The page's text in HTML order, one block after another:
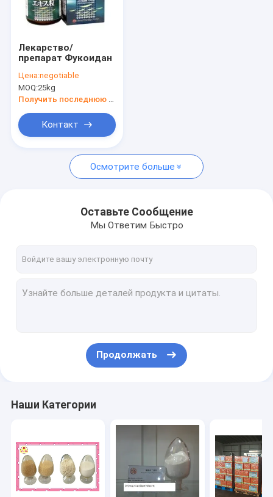
Главная страница
Продукция
О Компании
контроль качества
контактные данные
Альгинат натрия
Выдержка морской водоросли
Алгинатные олигосахариды
Лекарство/
препарат Фукоидан
Цена:negotiable
MOQ:25kg
Получить последнюю цену
Контакт
Осмотрите больше
Оставьте Сообщение
Мы Ответим Быстро
Продолжать
Наши Категории